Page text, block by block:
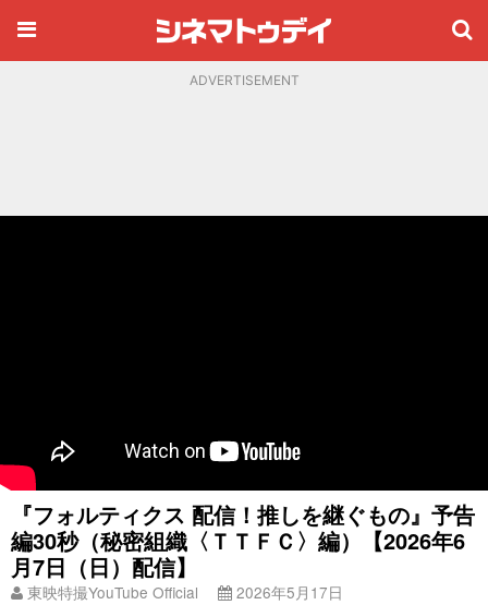
ADVERTISEMENT
『フォルティクス 配信！推しを継ぐもの』予告
編30秒（秘密組織〈ＴＴＦＣ〉編）【2026年6
月7日（日）配信】
東映特撮YouTube Official 2026年5月17日